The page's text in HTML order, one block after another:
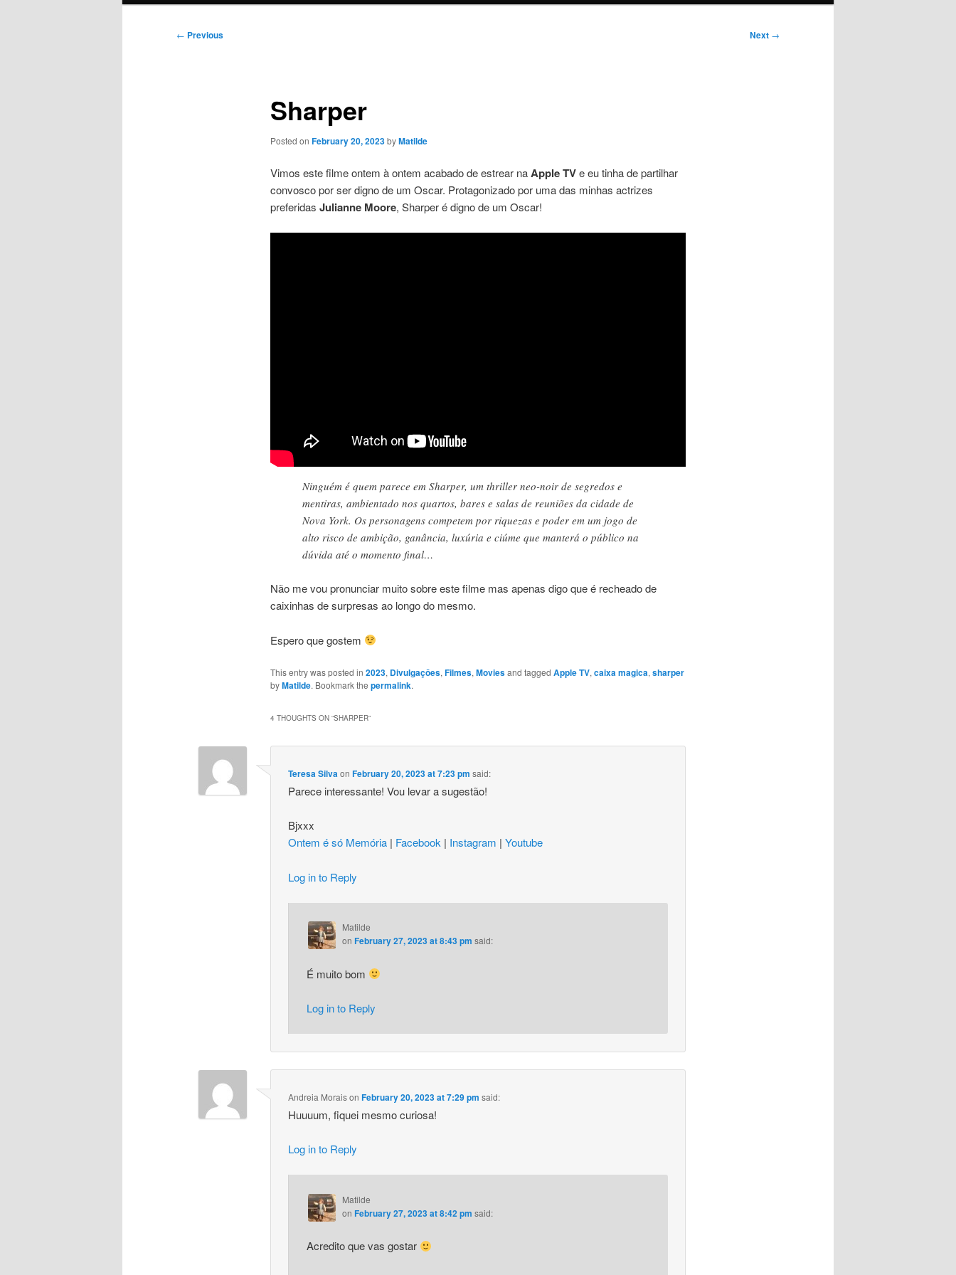
Post
← Previous Next →
Sharper
Posted on February 20, 2023byMatilde
Vimos este filme ontem à ontem acabado de estrear naApple TVe eu tinha de partilhar
convosco por ser digno de um Oscar. Protagonizado por uma das minhas actrizes
preferidas Julianne Moore, Sharper é digno de um Oscar!
Ninguém é quem parece em Sharper, um thriller neo-noir de segredos e
mentiras, ambientado nos quartos, bares e salas de reuniões da cidade de
Nova York. Os personagens competem por riquezas e poder em um jogo de
alto risco de ambição, ganância, luxúria e ciúme que manterá o público na
dúvida até o momento final…
Não me vou pronunciar muito sobre este filme mas apenas digo que é recheado de
caixinhas de surpresas ao longo do mesmo.
Espero que gostem
This entry was posted in 2023, Divulgaçōes, Filmes, Moviesand tagged Apple TV, caixa magica, sharper
byMatilde. Bookmark the permalink.
4 THOUGHTS ON “SHARPER”
Teresa SilvaonFebruary 20, 2023 at 7:23 pm said:
Parece interessante! Vou levar a sugestão!
Bjxxx
Ontem é só Memória | Facebook | Instagram |Youtube
Log in to Reply
Matilde
on February 27, 2023 at 8:43 pm said:
É muito bom
Log in to Reply
Andreia MoraisonFebruary 20, 2023 at 7:29 pm said:
Huuuum, fiquei mesmo curiosa!
Log in to Reply
Matilde
on February 27, 2023 at 8:42 pm said:
Acredito que vas gostar